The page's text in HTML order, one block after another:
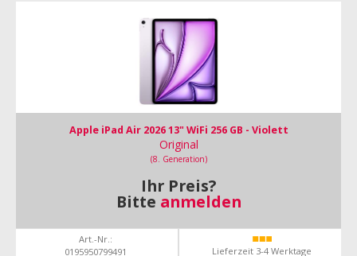
Apple iPad Air 2026 13" WiFi 256 GB - Violett
Original
(8. Generation)
Ihr Preis?
Bitte anmelden
Art.-Nr.:
0195950799491
Lieferzeit 3-4 Werktage